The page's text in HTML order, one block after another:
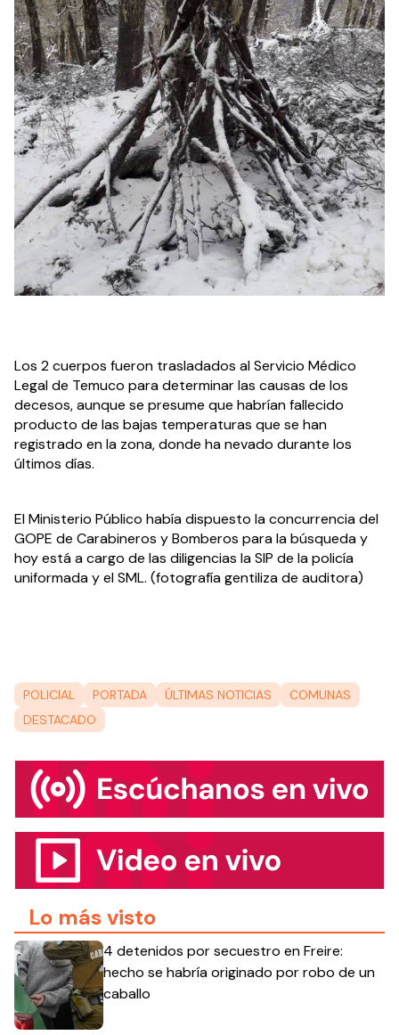
Los 2 cuerpos fueron trasladados al Servicio Médico
Legal de Temuco para determinar las causas de los
decesos, aunque se presume que habrían fallecido
producto de las bajas temperaturas que se han
registrado en la zona, donde ha nevado durante los
últimos días.
El Ministerio Público había dispuesto la concurrencia del
GOPE de Carabineros y Bomberos para la búsqueda y
hoy está a cargo de las diligencias la SIP de la policía
uniformada y el SML. (fotografía gentiliza de auditora)
POLICIAL PORTADA ÚLTIMAS NOTICIAS
COMUNAS
DESTACADO
Lo más visto
4 detenidos por secuestro en Freire:
hecho se habría originado por robo de un
caballo